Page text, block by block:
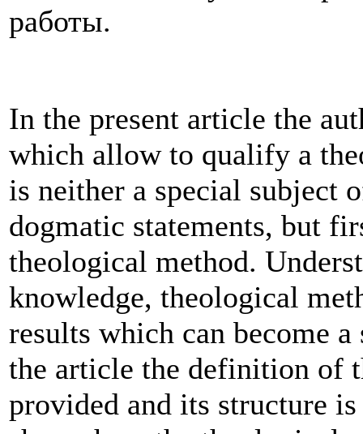
работы.
In the present article the
which allow to qualify a
is neither a special subject
dogmatic statements, but
theological method.
knowledge, theological
results which can become
the article the definition of
provided and its structure